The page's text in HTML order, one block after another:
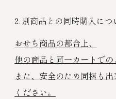
2. 別商品との同時購入につ
おせち商品の都合上、
他の商品と同一カートでの
また、安全のため同梱も
ください。